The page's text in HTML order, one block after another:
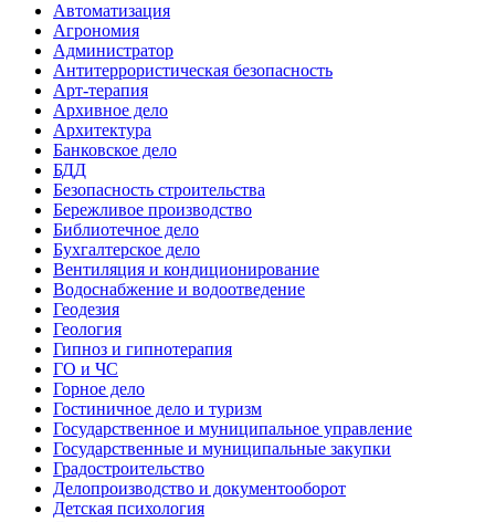
Автоматизация
Агрономия
Администратор
Антитеррористическая безопасность
Арт-терапия
Архивное дело
Архитектура
Банковское дело
БДД
Безопасность строительства
Бережливое производство
Библиотечное дело
Бухгалтерское дело
Вентиляция и кондиционирование
Водоснабжение и водоотведение
Геодезия
Геология
Гипноз и гипнотерапия
ГО и ЧС
Горное дело
Гостиничное дело и туризм
Государственное и муниципальное управление
Государственные и муниципальные закупки
Градостроительство
Делопроизводство и документооборот
Детская психология